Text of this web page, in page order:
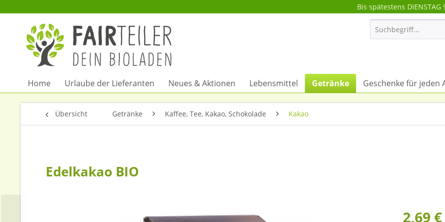
Bis spätestens
Home Urlaube der Lieferanten Neues & Aktionen Lebensmittel Getränke Geschenke für jeden
Übersicht Getränke Kaffee, Tee, Kakao, Schokolade Kakao
Edelkakao BIO
2,69 €